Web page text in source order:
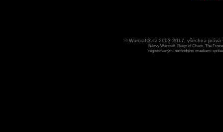
© Warcraft3.cz 2003-2017, všechna
Názvy Warcraft, Reign of Chaos, The
registrovanými obchodními znaekami